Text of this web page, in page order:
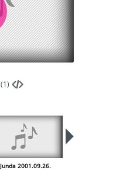
(1)
Junda 2001.09.26.